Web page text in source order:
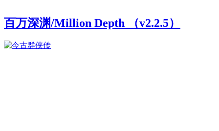
百万深渊/Million Depth （v2.2.5）